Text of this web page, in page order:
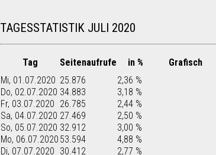
TAGESSTATISTIK JULI 2020
Tag Seitenaufrufe in % Grafisch
Mi, 01.07.2020 25.876 2,36 %
Do, 02.07.2020 34.883 3,18 %
Fr, 03.07.2020 26.785 2,44 %
Sa, 04.07.2020 27.469 2,50 %
So, 05.07.2020 32.912 3,00 %
Mo, 06.07.2020 53.594 4,88 %
Di, 07.07.2020 30.412 2,77 %